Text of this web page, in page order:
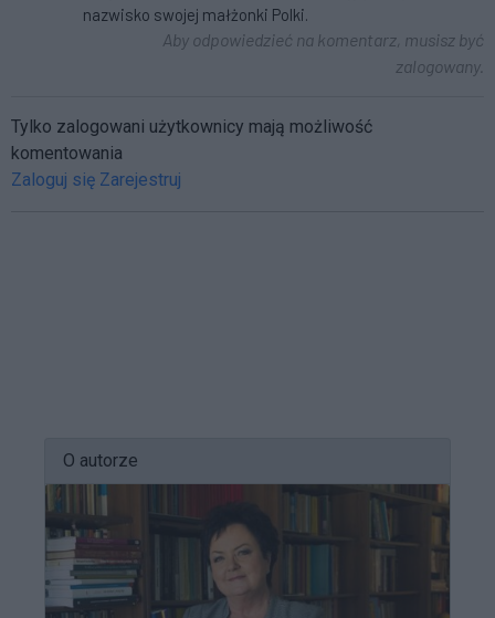
nazwisko swojej małżonki Polki.
Aby odpowiedzieć na komentarz, musisz być
zalogowany.
Tylko zalogowani użytkownicy mają możliwość
komentowania
Zaloguj się Zarejestruj
O autorze